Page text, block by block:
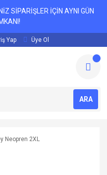
SİPARİŞLER İÇİN AYNI GÜN
Yap Üye Ol
ARA